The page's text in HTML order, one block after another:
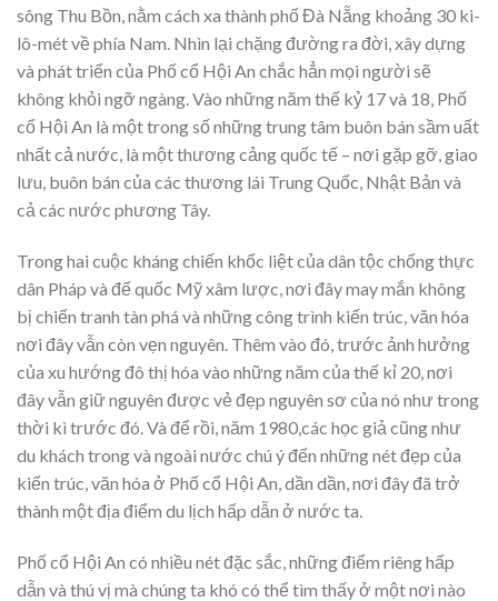
sông Thu Bồn, nằm cách xa thành phố Đà Nẵng khoảng 30 ki-
lô-mét về phía Nam. Nhìn lại chặng đường ra đời, xây dựng
và phát triển của Phố cổ Hội An chắc hẳn mọi người sẽ
không khỏi ngỡ ngàng. Vào những năm thế kỷ 17 và 18, Phố
cổ Hội An là một trong số những trung tâm buôn bán sầm uất
nhất cả nước, là một thương cảng quốc tế – nơi gặp gỡ, giao
lưu, buôn bán của các thương lái Trung Quốc, Nhật Bản và
cả các nước phương Tây.
Trong hai cuộc kháng chiến khốc liệt của dân tộc chống thực
dân Pháp và đế quốc Mỹ xâm lược, nơi đây may mắn không
bị chiến tranh tàn phá và những công trình kiến trúc, văn hóa
nơi đây vẫn còn vẹn nguyên. Thêm vào đó, trước ảnh hưởng
của xu hướng đô thị hóa vào những năm của thế kỉ 20, nơi
đây vẫn giữ nguyên được vẻ đẹp nguyên sơ của nó như trong
thời kì trước đó. Và để rồi, năm 1980,các học giả cũng như
du khách trong và ngoài nước chú ý đến những nét đẹp của
kiến trúc, văn hóa ở Phố cổ Hội An, dần dần, nơi đây đã trở
thành một địa điểm du lịch hấp dẫn ở nước ta.
Phố cổ Hội An có nhiều nét đặc sắc, những điểm riêng hấp
dẫn và thú vị mà chúng ta khó có thể tìm thấy ở một nơi nào